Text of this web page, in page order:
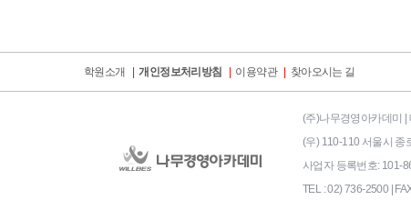
학원소개 개인정보처리방침 이용약관 찾아오시는 길
(주)나무경영아카데미 |
(우) 110-110 서울시 종
사업자 등록번호: 101-
TEL : 02) 736-2500 |